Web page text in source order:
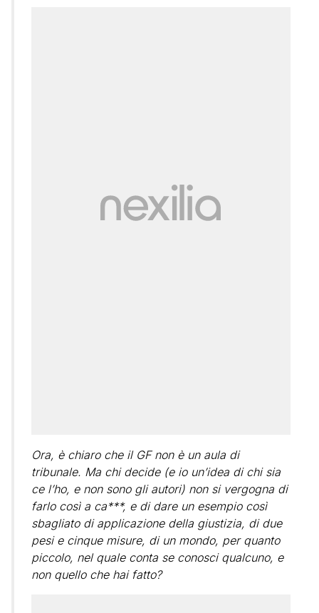
Ora, è chiaro che il GF non è un aula di
tribunale. Ma chi decide (e io un’idea di chi sia
ce l’ho, e non sono gli autori) non si vergogna di
farlo così a ca***, e di dare un esempio così
sbagliato di applicazione della giustizia, di due
pesi e cinque misure, di un mondo, per quanto
piccolo, nel quale conta se conosci qualcuno, e
non quello che hai fatto?